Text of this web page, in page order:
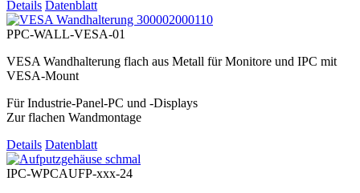
Details Datenblatt
PPC-WALL-VESA-01
VESA Wandhalterung flach aus Metall für Monitore und IPC mit
VESA-Mount
Für Industrie-Panel-PC und -Displays
Zur flachen Wandmontage
Details Datenblatt
IPC-WPCAUFP-xxx-24